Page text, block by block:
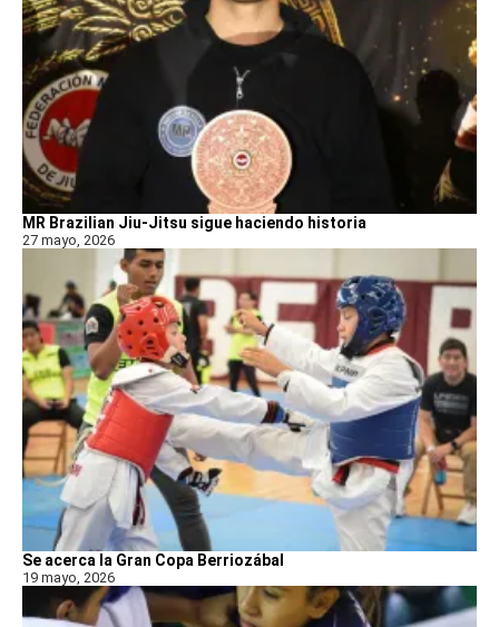
MR Brazilian Jiu-Jitsu sigue haciendo historia
27 mayo, 2026
Se acerca la Gran Copa Berriozábal
19 mayo, 2026